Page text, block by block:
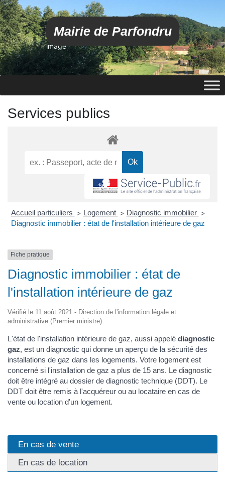
Mairie de Parfondru
image
Services publics
Accueil particuliers > Logement > Diagnostic immobilier >
Diagnostic immobilier : état de l'installation intérieure de gaz
Fiche pratique
Diagnostic immobilier : état de
l'installation intérieure de gaz
Vérifié le 11 août 2021 - Direction de l'information légale et
administrative (Premier ministre)
L'état de l'installation intérieure de gaz, aussi appelé diagnostic
gaz, est un diagnostic qui donne un aperçu de la sécurité des
installations de gaz dans les logements. Votre logement est
concerné si l'installation de gaz a plus de 15 ans. Le diagnostic
doit être intégré au dossier de diagnostic technique (DDT). Le
DDT doit être remis à l'acquéreur ou au locataire en cas de
vente ou location d'un logement.
En cas de vente
En cas de location